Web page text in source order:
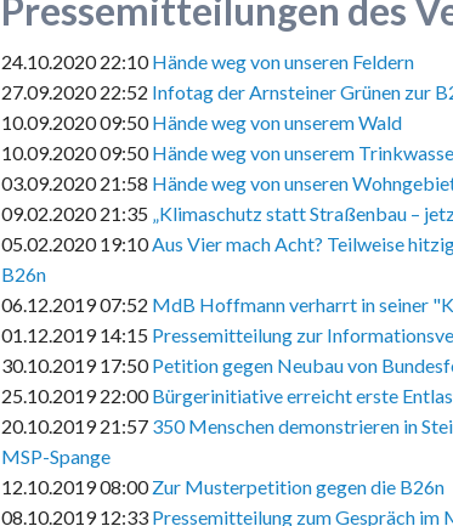
Pressemitteilungen des
24.10.2020 22:10 Hände weg von unseren Feldern
27.09.2020 22:52 Infotag der Arnsteiner Grünen zur
10.09.2020 09:50 Hände weg von unserem Wald
10.09.2020 09:50 Hände weg von unserem
03.09.2020 21:58 Hände weg von unseren
09.02.2020 21:35 „Klimaschutz statt Straßenbau –
05.02.2020 19:10Aus Vier mach Acht? Teilweise
B26n
06.12.2019 07:52 MdB Hoffmann verharrt in seiner
01.12.2019 14:15 Pressemitteilung zur
30.10.2019 17:50 Petition gegen Neubau von
25.10.2019 22:00 Bürgerinitiative erreicht erste
20.10.2019 21:57 350 Menschen demonstrieren in
MSP-Spange
12.10.2019 08:00 Zur Musterpetition gegen die B26n
08.10.2019 12:33 Pressemitteilung zum Gespräch im